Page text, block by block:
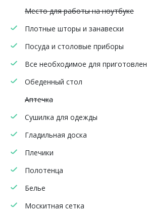
Место для работы на ноутбуке
Плотные шторы и занавески
Посуда и столовые приборы
Все необходимое для
Обеденный стол
Аптечка
Сушилка для одежды
Гладильная доска
Плечики
Полотенца
Белье
Москитная сетка